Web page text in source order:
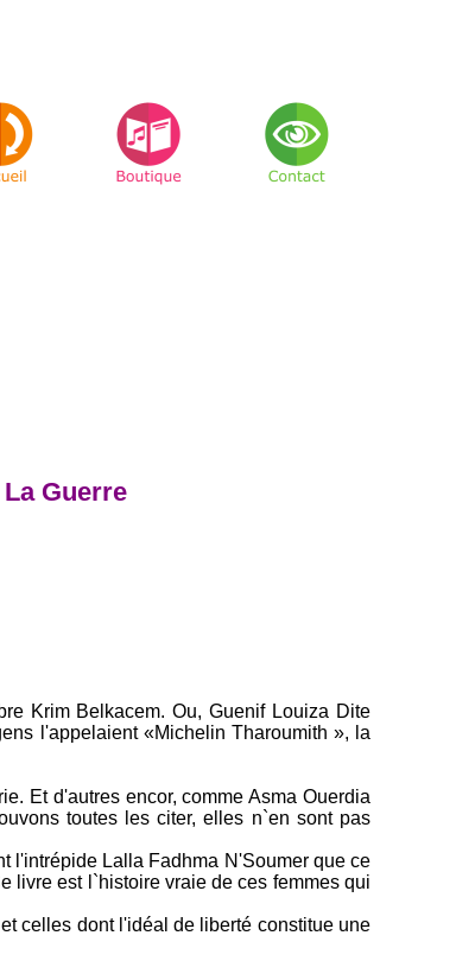
Guerre
Krim Belkacem. Ou, Guenif Louiza Dite
l'appelaient «Michelin Tharoumith », la
Et d'autres encor, comme Asma Ouerdia
toutes les citer, elles n`en sont pas
l'intrépide Lalla Fadhma N'Soumer que ce
livre est l`histoire vraie de ces femmes qui
celles dont l'idéal de liberté constitue une